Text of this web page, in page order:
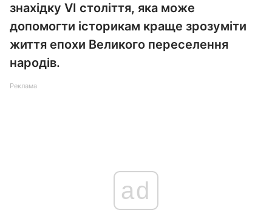
знахідку VI століття, яка може
допомогти історикам краще зрозуміти
життя епохи Великого переселення
народів.
Реклама
ad